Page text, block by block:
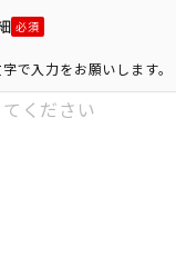
で入力をお願いします。